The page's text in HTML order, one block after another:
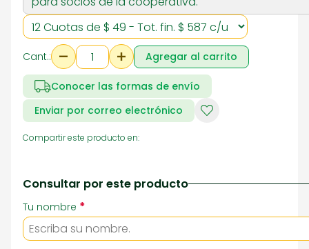
Cant.: Agregar al carrito
Conocer las formas de envío
Enviar por correo electrónico
Compartir este producto en:
Consultar por este producto
Tu nombre *